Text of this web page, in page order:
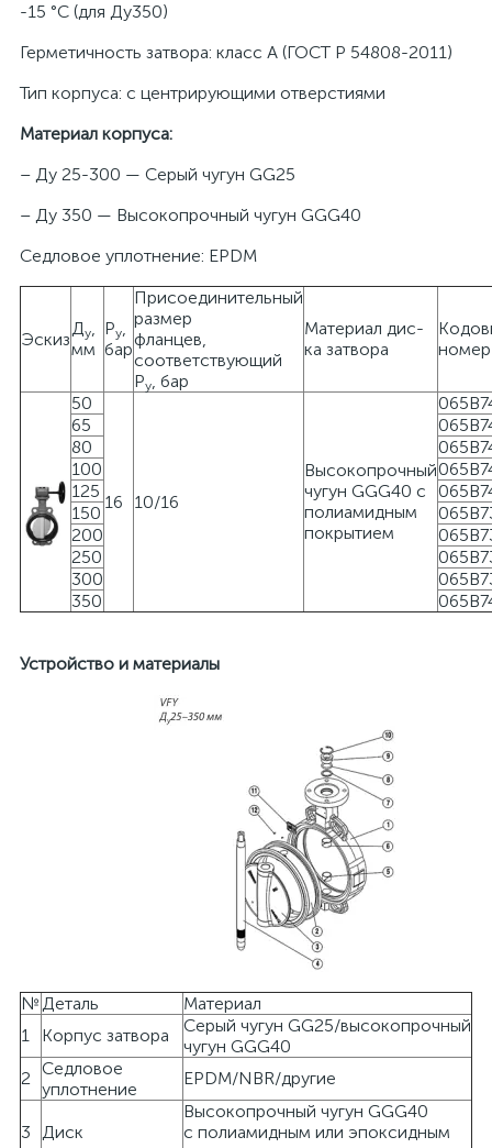
-15 °С (для Ду350)
Герметичность затвора: класс А (ГОСТ Р 54808-2011)
Тип корпуса: с центрирующими отверстиями
Материал корпуса:
– Ду 25-300 — Серый чугун GG25
– Ду 350 — Высокопрочный чугун GGG40
Седловое уплотнение: EPDM
Эскиз
Ду,
мм
Ру,
бар
Присоединительный
размер
фланцев,
соответствующий
Ру, бар
Материал дис-
ка затвора
номер
50
16 10/16
Высокопрочный
чугун GGG40 с
полиамидным
покрытием
65
80
100
125
150
200
250
300
350
Устройство и материалы
№Деталь
Материал
1
Корпус затвора
Серый чугун GG25/высокопрочный
чугун GGG40
2 Седловое
уплотнение
EPDM/NBR/другие
3 Диск
Высокопрочный чугун GGG40
с полиамидным или эпоксидным